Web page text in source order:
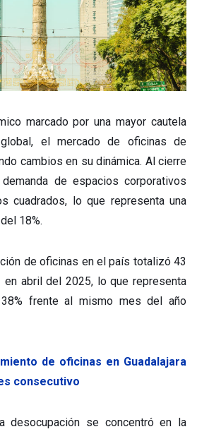
marcado por una mayor cautela
el mercado de oficinas de
cambios en su dinámica. Al cierre
de espacios corporativos
cuadrados, lo que representa una
18%.
de oficinas en el país totalizó 43
abril del 2025, lo que representa
frente al mismo mes del año
de oficinas en Guadalajara
consecutivo
desocupación se concentró en la